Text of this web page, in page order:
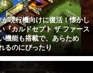
現行機向けに復活！懐かし
『カルドセプト ザ ファース
機能も搭載で、あらため
るのにぴったり